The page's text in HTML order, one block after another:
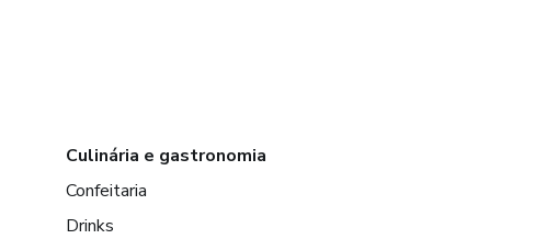
Culinária e gastronomia
Confeitaria
Drinks